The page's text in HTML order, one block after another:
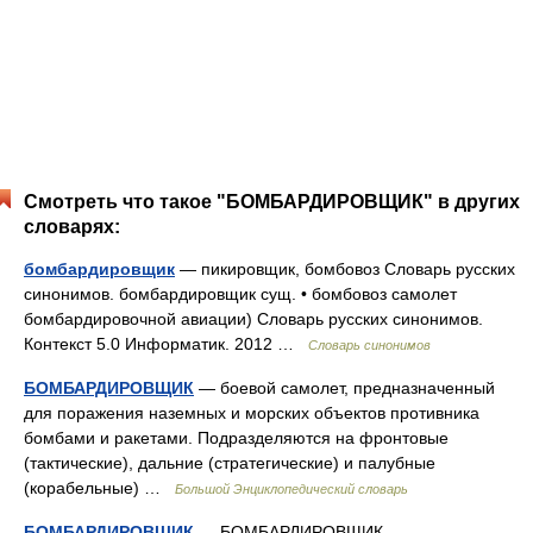
Смотреть что такое "БОМБАРДИРОВЩИК" в других
словарях:
бомбардировщик — пикировщик, бомбовоз Словарь русских
синонимов. бомбардировщик сущ. • бомбовоз самолет
бомбардировочной авиации) Словарь русских синонимов.
Контекст 5.0 Информатик. 2012 …
Словарь синонимов
БОМБАРДИРОВЩИК — боевой самолет, предназначенный
для поражения наземных и морских объектов противника
бомбами и ракетами. Подразделяются на фронтовые
(тактические), дальние (стратегические) и палубные
(корабельные) …
Большой Энциклопедический словарь